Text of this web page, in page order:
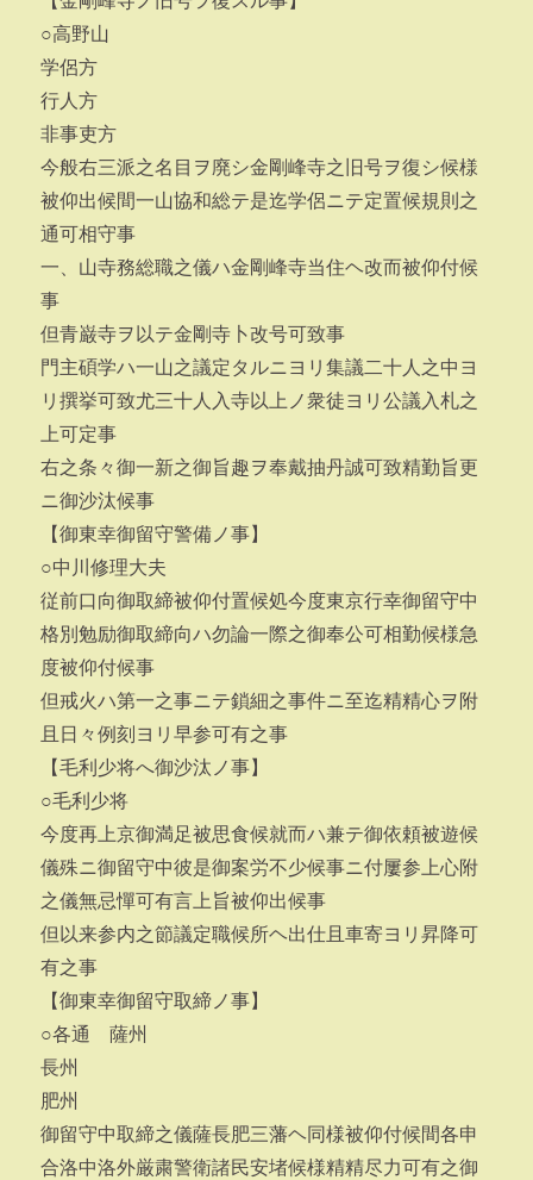
○高野山
学侶方
行人方
非事吏方
今般右三派之名目ヲ廃シ金剛峰寺之旧号ヲ復シ候様
被仰出候間一山協和総テ是迄学侶ニテ定置候規則之
通可相守事
一、山寺務総職之儀ハ金剛峰寺当住ヘ改而被仰付候
事
但青巌寺ヲ以テ金剛寺卜改号可致事
門主碩学ハ一山之議定タルニヨリ集議二十人之中ヨ
リ撰挙可致尤三十人入寺以上ノ衆徒ヨリ公議入札之
上可定事
右之条々御一新之御旨趣ヲ奉戴抽丹誠可致精勤旨更
ニ御沙汰候事
【御東幸御留守警備ノ事】
○中川修理大夫
従前口向御取締被仰付置候処今度東京行幸御留守中
格別勉励御取締向ハ勿論一際之御奉公可相勤候様急
度被仰付候事
但戒火ハ第一之事ニテ鎖細之事件ニ至迄精精心ヲ附
且日々例刻ヨリ早参可有之事
【毛利少将へ御沙汰ノ事】
○毛利少将
今度再上京御満足被思食候就而ハ兼テ御依頼被遊候
儀殊ニ御留守中彼是御案労不少候事ニ付屢参上心附
之儀無忌憚可有言上旨被仰出候事
但以来参内之節議定職候所ヘ出仕且車寄ヨリ昇降可
有之事
【御東幸御留守取締ノ事】
○各通 薩州
長州
肥州
御留守中取締之儀薩長肥三藩ヘ同様被仰付候間各申
合洛中洛外厳粛警衛諸民安堵候様精精尽力可有之御